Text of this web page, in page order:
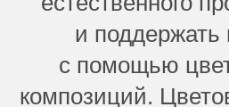
и поддержать
с помощью
композиций.